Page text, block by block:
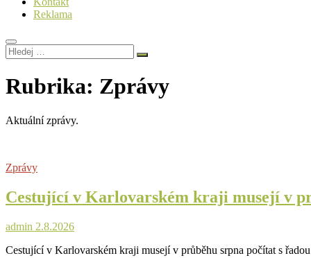
Reklama
Hledej
…
Rubrika: Zprávy
Aktuální zprávy.
Zprávy
Cestující v Karlovarském kraji musejí v
admin 2.8.2026
Cestující v Karlovarském kraji musejí v průběhu srpna počítat s